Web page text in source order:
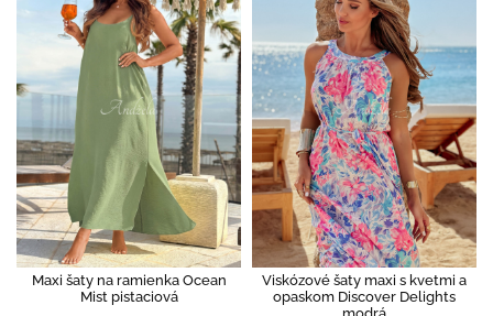
Maxi šaty na ramienka Ocean
Mist pistaciová
Viskózové šaty maxi s kvetmi a
opaskom Discover Delights